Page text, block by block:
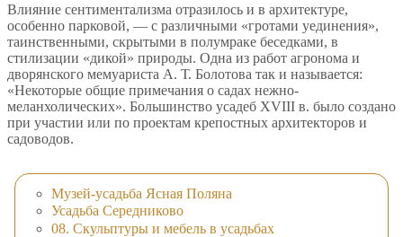
Влияние сентиментализма отразилось и в архитектуре,
особенно парковой, — с различными «гротами уединения»,
таинственными, скрытыми в полумраке беседками, в
стилизации «дикой» природы. Одна из работ агронома и
дворянского мемуариста А. Т. Болотова так и называется:
«Некоторые общие примечания о садах нежно-
меланхолических». Большинство усадеб XVIII в. было создано
при участии или по проектам крепостных архитекторов и
садоводов.
Музей-усадьба Ясная Поляна
Усадьба Середниково
08. Скульптуры и мебель в усадьбах